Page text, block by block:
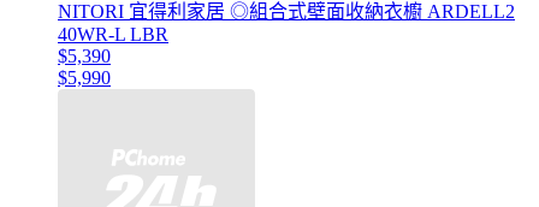
NITORI 宜得利家居 ◎組合式壁面收納衣櫥 ARDELL2
40WR-L LBR
$5,390
$5,990